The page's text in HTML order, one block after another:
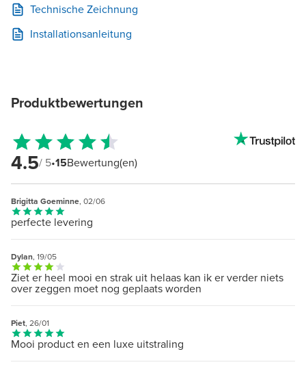
Technische Zeichnung
Installationsanleitung
Produktbewertungen
4.5/ 5•15Bewertung(en)
Brigitta Goeminne, 02/06
perfecte levering
Dylan, 19/05
Ziet er heel mooi en strak uit helaas kan ik er verder niets
over zeggen moet nog geplaats worden
Piet, 26/01
Mooi product en een luxe uitstraling